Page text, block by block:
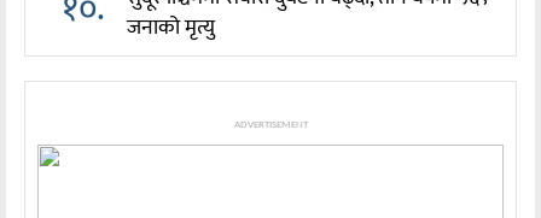
जनाको मृत्यु
ADVERTISEMENT